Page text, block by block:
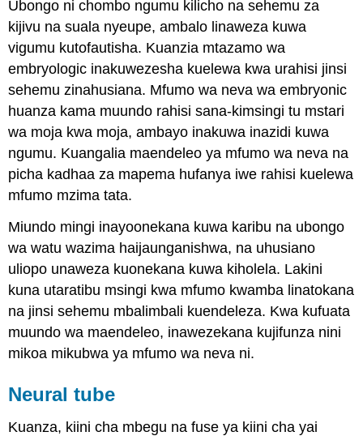
Ubongo ni chombo ngumu kilicho na sehemu za
kijivu na suala nyeupe, ambalo linaweza kuwa
vigumu kutofautisha. Kuanzia mtazamo wa
embryologic inakuwezesha kuelewa kwa urahisi jinsi
sehemu zinahusiana. Mfumo wa neva wa embryonic
huanza kama muundo rahisi sana-kimsingi tu mstari
wa moja kwa moja, ambayo inakuwa inazidi kuwa
ngumu. Kuangalia maendeleo ya mfumo wa neva na
picha kadhaa za mapema hufanya iwe rahisi kuelewa
mfumo mzima tata.
Miundo mingi inayoonekana kuwa karibu na ubongo
wa watu wazima haijaunganishwa, na uhusiano
uliopo unaweza kuonekana kuwa kiholela. Lakini
kuna utaratibu msingi kwa mfumo kwamba linatokana
na jinsi sehemu mbalimbali kuendeleza. Kwa kufuata
muundo wa maendeleo, inawezekana kujifunza nini
mikoa mikubwa ya mfumo wa neva ni.
Neural tube
Kuanza, kiini cha mbegu na fuse ya kiini cha yai